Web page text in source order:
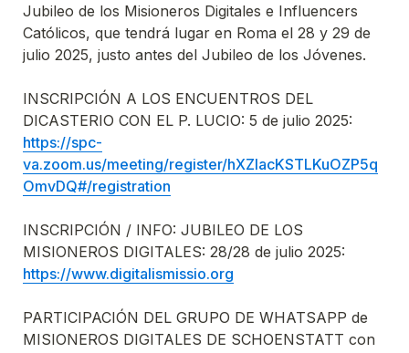
Jubileo de los Misioneros Digitales e Influencers
Católicos, que tendrá lugar en Roma el 28 y 29 de
julio 2025, justo antes del Jubileo de los Jóvenes.
INSCRIPCIÓN A LOS ENCUENTROS DEL
https://spc-
va.zoom.us/meeting/register/hXZlacKSTLKuOZP5q
OmvDQ#/registration
INSCRIPCIÓN / INFO: JUBILEO DE LOS
https://www.digitalismissio.org
PARTICIPACIÓN DEL GRUPO DE WHATSAPP de
MISIONEROS DIGITALES DE SCHOENSTATT con